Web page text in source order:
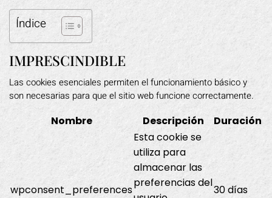
Índice
IMPRESCINDIBLE
Las cookies esenciales permiten el funcionamiento básico y
son necesarias para que el sitio web funcione correctamente.
Nombre Descripción Duración
wpconsent_preferences
Esta cookie se
utiliza para
almacenar las
preferencias del
30 días